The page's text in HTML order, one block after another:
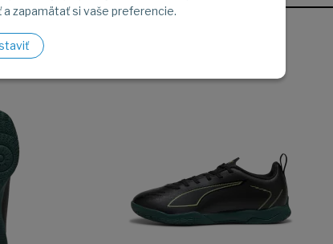
a zapamätať si vaše preferencie.
Fotogaléria